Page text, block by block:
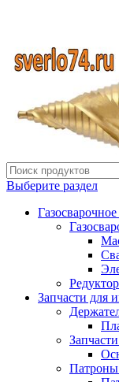
Выберите раздел
Запчасти для
Патроны